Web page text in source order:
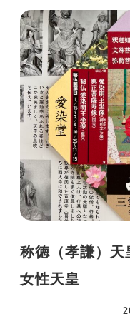
称徳（孝謙）天
女性天皇